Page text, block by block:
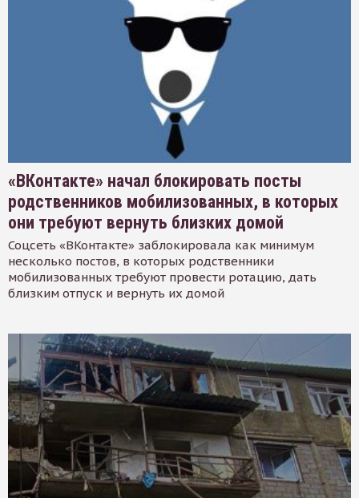
«ВКонтакте» начал блокировать посты
родственников мобилизованных, в которых
они требуют вернуть близких домой
Соцсеть «ВКонтакте» заблокировала как минимум
несколько постов, в которых родственники
мобилизованных требуют провести ротацию, дать
близким отпуск и вернуть их домой